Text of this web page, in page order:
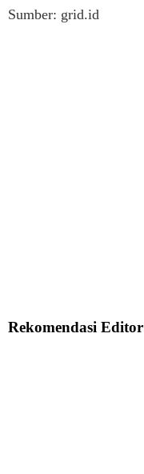
Sumber: grid.id
Rekomendasi Editor